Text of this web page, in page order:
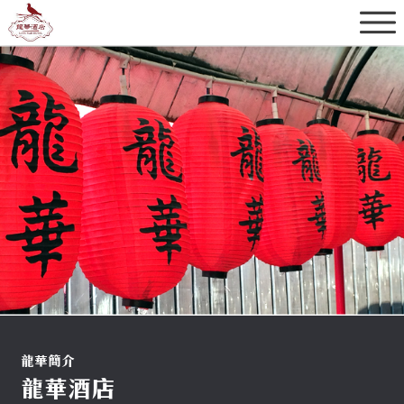
龍華簡介
龍華酒店